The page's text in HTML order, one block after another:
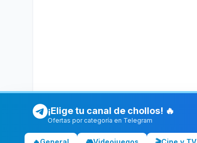
¡Elige tu canal de chollos! 🔥
Ofertas por categoría en Telegram